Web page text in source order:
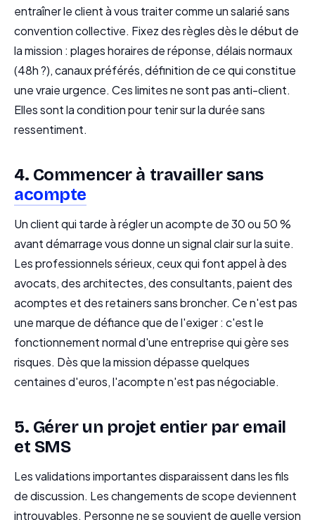
entraîner le client à vous traiter comme un salarié sans
convention collective. Fixez des règles dès le début de
la mission : plages horaires de réponse, délais normaux
(48h ?), canaux préférés, définition de ce qui constitue
une vraie urgence. Ces limites ne sont pas anti-client.
Elles sont la condition pour tenir sur la durée sans
ressentiment.
4. Commencer à travailler sans
acompte
Un client qui tarde à régler un acompte de 30 ou 50 %
avant démarrage vous donne un signal clair sur la suite.
Les professionnels sérieux, ceux qui font appel à des
avocats, des architectes, des consultants, paient des
acomptes et des retainers sans broncher. Ce n'est pas
une marque de défiance que de l'exiger : c'est le
fonctionnement normal d'une entreprise qui gère ses
risques. Dès que la mission dépasse quelques
centaines d'euros, l'acompte n'est pas négociable.
5. Gérer un projet entier par email
et SMS
Les validations importantes disparaissent dans les fils
de discussion. Les changements de scope deviennent
introuvables. Personne ne se souvient de quelle version